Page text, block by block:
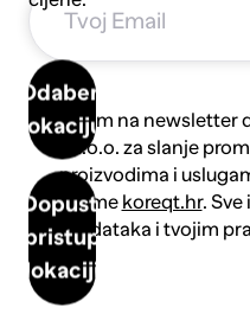
Odaberi
lokaciju
Dopusti
pristup
lokaciji
Prijavom na newsletter
d.o.o. za slanje
proizvodima i
platforme koreqt.hr.
podataka i tvojim